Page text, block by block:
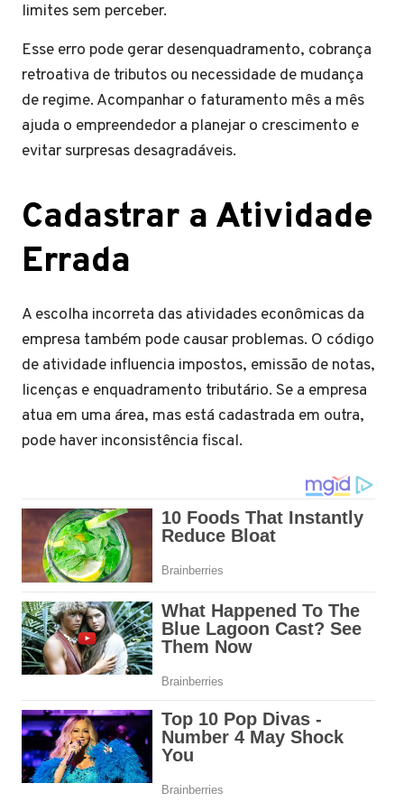
limites sem perceber.
Esse erro pode gerar desenquadramento, cobrança
retroativa de tributos ou necessidade de mudança
de regime. Acompanhar o faturamento mês a mês
ajuda o empreendedor a planejar o crescimento e
evitar surpresas desagradáveis.
Cadastrar a Atividade
Errada
A escolha incorreta das atividades econômicas da
empresa também pode causar problemas. O código
de atividade influencia impostos, emissão de notas,
licenças e enquadramento tributário. Se a empresa
atua em uma área, mas está cadastrada em outra,
pode haver inconsistência fiscal.